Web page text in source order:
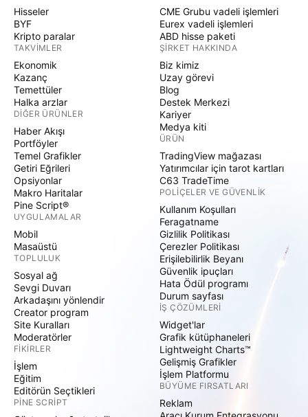
Hisseler
BYF
Kripto paralar
TAKVIMLER
Ekonomik
Kazanç
Temettüler
Halka arzlar
DIĞER ÜRÜNLER
Haber Akışı
Portföyler
Temel Grafikler
Getiri Eğrileri
Opsiyonlar
Makro Haritalar
Pine Script®
UYGULAMALAR
Mobil
Masaüstü
TOPLULUK
Sosyal ağ
Sevgi Duvarı
Arkadaşını yönlendir
Creator program
Site Kuralları
Moderatörler
FIKIRLER
İşlem
Eğitim
Editörün Seçtikleri
PINE SCRIPT
CME Grubu vadeli işlemleri
Eurex vadeli işlemleri
ABD hisse paketi
ŞIRKET HAKKINDA
Biz kimiz
Uzay görevi
Blog
Destek Merkezi
Kariyer
Medya kiti
ÜRÜN
TradingView mağazası
Yatırımcılar için tarot kartları
C63 TradeTime
POLIÇELER VE GÜVENLIK
Kullanım Koşulları
Feragatname
Gizlilik Politikası
Çerezler Politikası
Erişilebilirlik Beyanı
Güvenlik ipuçları
Hata Ödül programı
Durum sayfası
İŞ ÇÖZÜMLERI
Widget'lar
Grafik kütüphaneleri
Lightweight Charts™
Gelişmiş Grafikler
İşlem Platformu
BÜYÜME FIRSATLARI
Reklam